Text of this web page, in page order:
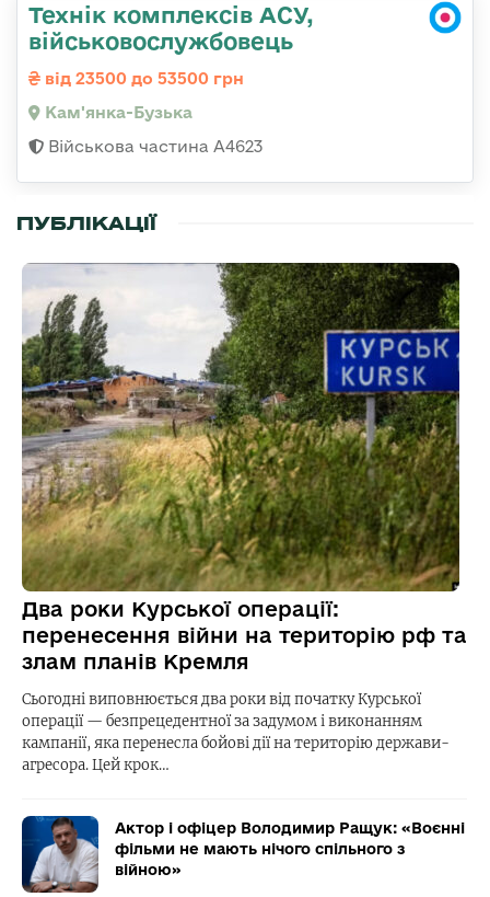
Технік комплексів АСУ,
військовослужбовець
від 23500 до 53500 грн
Кам'янка-Бузька
Військова частина А4623
ПУБЛІКАЦІЇ
Два роки Курської операції:
перенесення війни на територію рф та
злам планів Кремля
Сьогодні виповнюється два роки від початку Курської
операції — безпрецедентної за задумом і виконанням
кампанії, яка перенесла бойові дії на територію держави-
агресора. Цей крок…
Актор і офіцер Володимир Ращук: «Воєнні
фільми не мають нічого спільного з
війною»